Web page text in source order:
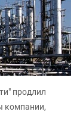
продлил
компании,